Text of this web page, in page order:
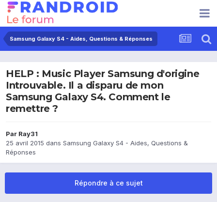
Samsung Galaxy S4 - Aides, Questions & Réponses
HELP : Music Player Samsung d'origine
Introuvable. Il a disparu de mon
Samsung Galaxy S4. Comment le
remettre ?
Par Ray31
25 avril 2015 dans Samsung Galaxy S4 - Aides, Questions &
Réponses
Répondre à ce sujet